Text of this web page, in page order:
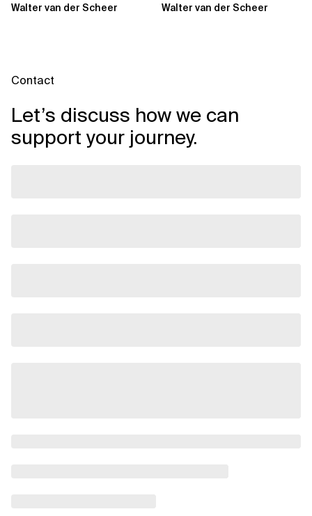
technischer Strenge...
Walter van der Scheer
KI-Transformationen...
Walter van der Scheer
Contact
Let’s discuss how we can
support your journey.